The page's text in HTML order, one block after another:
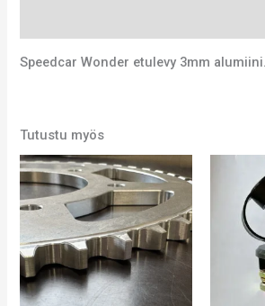
Speedcar Wonder etulevy 3mm alumiini.
Tutustu myös
oli: